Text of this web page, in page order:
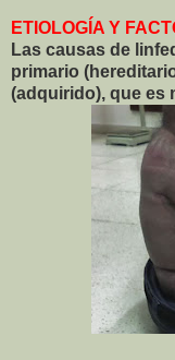
ETIOLOGÍA Y
Las causas de
primario
(adquirido), que es